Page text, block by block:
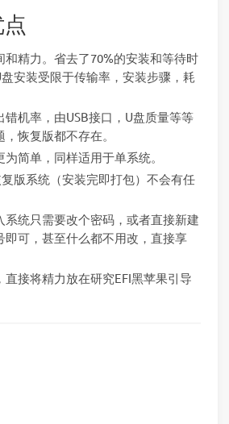
和精力。省去了70%的安装和等待时
安装受限于传输率，安装步骤，耗
错机率，由USB接口，U盘质量等等
恢复版都不存在。
简单，同样适用于单系统。
版系统（安装完即打包）不会有任
系统只需要改个密码，或者直接新建
即可，甚至什么都不用改，直接享
直接将精力放在研究EFI黑苹果引导